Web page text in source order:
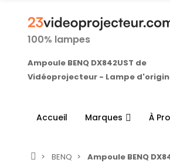
100% lampes
Ampoule BENQ DX842UST de
Vidéoprojecteur - Lampe
Accueil Marques À
BENQ Ampoule BENQ